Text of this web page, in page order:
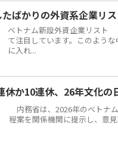
ばかりの外資系企業リ
ベトナム新設外資企業リスト
て注目しています。このよう
に入れ...
休か10連休、26年文化の
内務省は、2026年のベトナ
程案を関係機関に提示し、意